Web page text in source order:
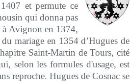
et permute ce
qui donna pas
à Avignon en 1374,
mariage en 1354 d’Hugues de
Saint-Martin de Tours, cité
selon les formules d'usage, est
reproche. Hugues de Cosnac se